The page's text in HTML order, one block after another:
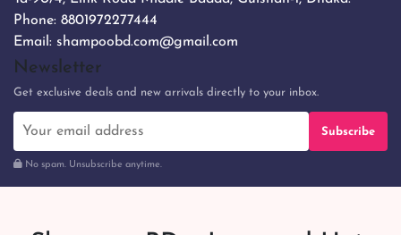
Phone: 8801972277444
Email: shampoobd.com@gmail.com
Newsletter
Get exclusive deals and new arrivals directly to your inbox.
Subscribe
No spam. Unsubscribe anytime.